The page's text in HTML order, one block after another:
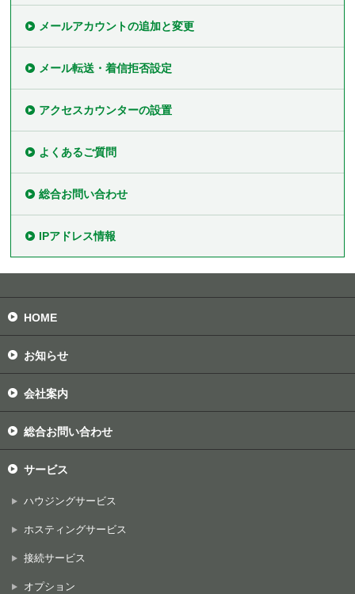
メールアカウントの追加と変更
メール転送・着信拒否設定
アクセスカウンターの設置
よくあるご質問
総合お問い合わせ
IPアドレス情報
HOME
お知らせ
会社案内
総合お問い合わせ
サービス
ハウジングサービス
ホスティングサービス
接続サービス
オプション